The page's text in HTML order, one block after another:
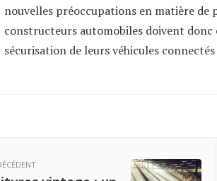
nouvelles préoccupations en matière de
constructeurs automobiles doivent
sécurisation de leurs véhicules